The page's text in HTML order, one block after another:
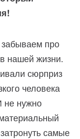
про
нашей жизни.
сюрприз
человека
не нужно
самые